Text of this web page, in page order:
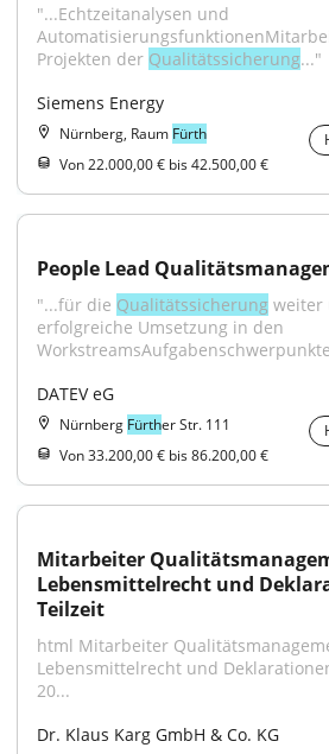
"...Echtzeitanalysen und
Projekten der Qualitätssicherung..."
Siemens Energy
Nürnberg, Raum Fürth
Von 22.000,00 € bis 42.500,00 €
People Lead
"...für die Qualitätssicherung weiter
erfolgreiche Umsetzung in den
DATEV eG
Nürnberg Fürther Str. 111
Von 33.200,00 € bis 86.200,00 €
Mitarbeiter
Lebensmittelrecht und
Teilzeit
html Mitarbeiter
Lebensmittelrecht und
20...
Dr. Klaus Karg GmbH & Co. KG